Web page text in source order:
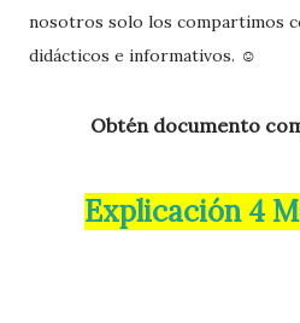
nosotros solo los compartimos
didácticos e informativos. ☺️
Obtén documento
Explicación 4